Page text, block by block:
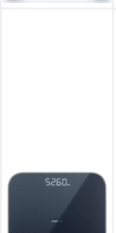
XIAOMI
Personenwaage Smart Scale
S200, hochpräzisem Sensor,
4 Gesundheitswerte, extra
lange Akkulaufzeit